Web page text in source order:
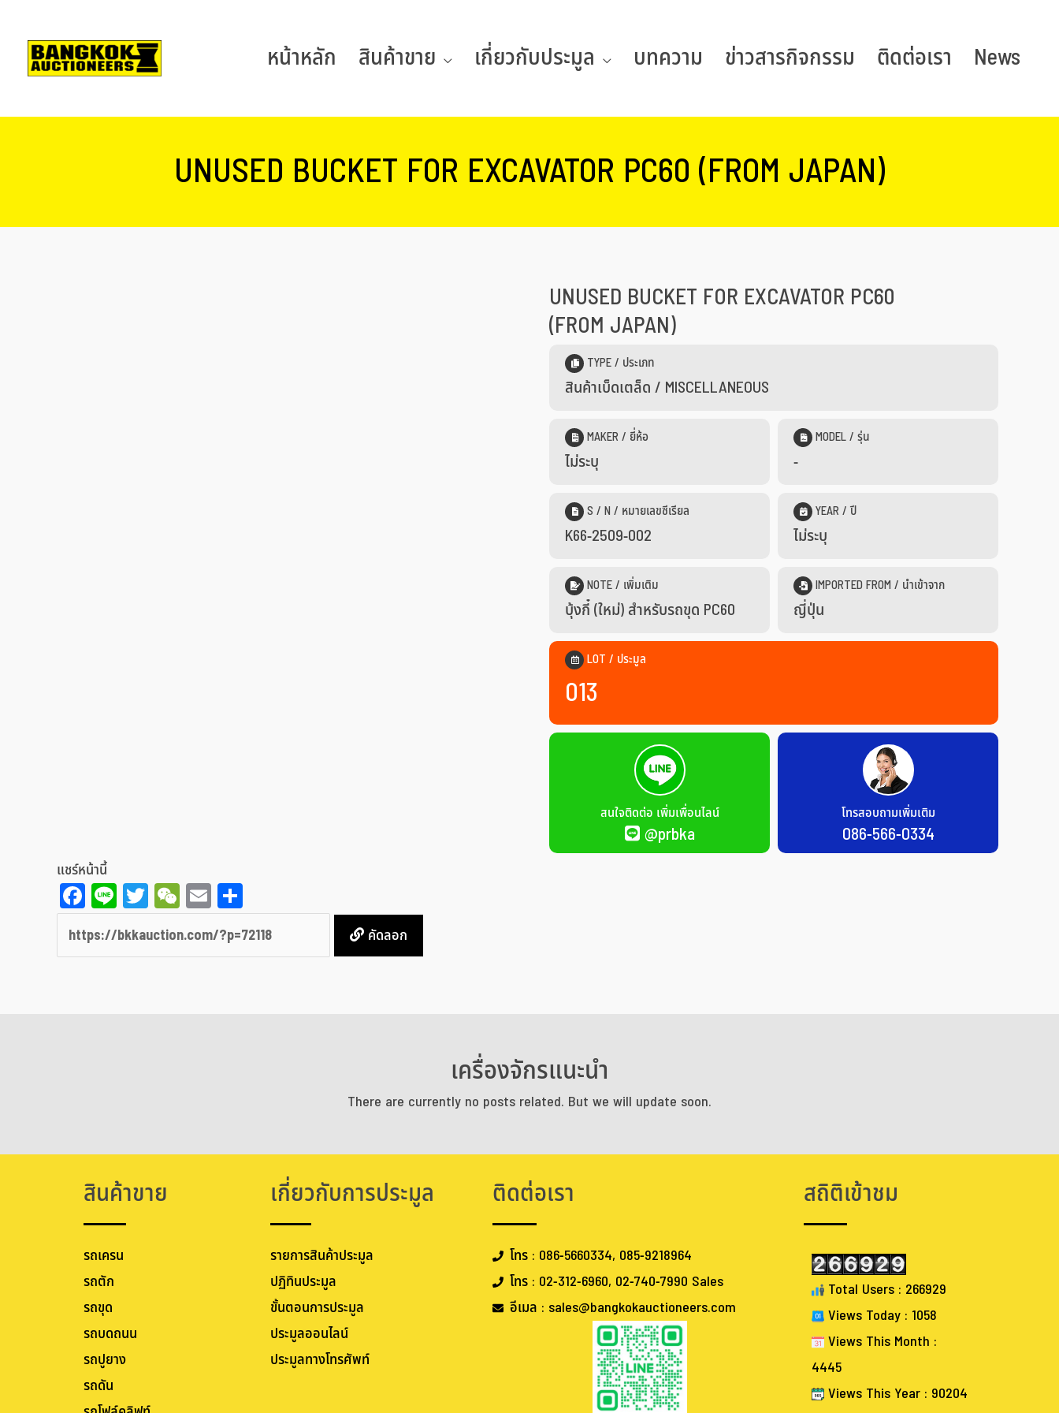
หน้าหลัก สินค้าขาย เกี่ยวกับประมูล บทความ ข่าวสารกิจกรรม ติดต่อเรา News
UNUSED BUCKET FOR EXCAVATOR PC60 (FROM JAPAN)
UNUSED BUCKET FOR EXCAVATOR PC60
(FROM JAPAN)
TYPE / ประเภท
สินค้าเบ็ดเตล็ด / MISCELLANEOUS
MAKER / ยี่ห้อ
ไม่ระบุ
MODEL / รุ่น
-
S / N / หมายเลขซีเรียล
K66-2509-002
YEAR / ปี
ไม่ระบุ
NOTE / เพิ่มเติม
บุ้งกี๋ (ใหม่) สำหรับรถขุด PC60
IMPORTED FROM / นำเข้าจาก
ญี่ปุ่น
LOT / ประมูล
013
สนใจติดต่อ เพิ่มเพื่อนไลน์
@prbka
โทรสอบถามเพิ่มเติม
086-566-0334
แชร์หน้านี้
Facebook
LineTwitter
WeChat
Email
คัดลอก
เครื่องจักรแนะนำ
There are currently no posts related. But we will update soon.
สินค้าขาย
รถเครน
รถตัก
รถขุด
รถบดถนน
รถปูยาง
รถดัน
เกี่ยวกับการประมูล
รายการสินค้าประมูล
ปฏิทินประมูล
ขั้นตอนการประมูล
ประมูลออนไลน์
ประมูลทางโทรศัพท์
ติดต่อเรา
โทร : 086-5660334, 085-9218964
โทร : 02-312-6960, 02-740-7990 Sales
อีเมล : sales@bangkokauctioneers.com
สถิติเข้าชม
Total Users : 266929
Views Today : 1058
Views This Month :
4445
Views This Year : 90204